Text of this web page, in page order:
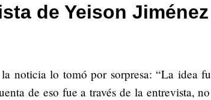
de Yeison
noticia lo tomó por sorpresa: “La idea
de eso fue a través de la entrevista,